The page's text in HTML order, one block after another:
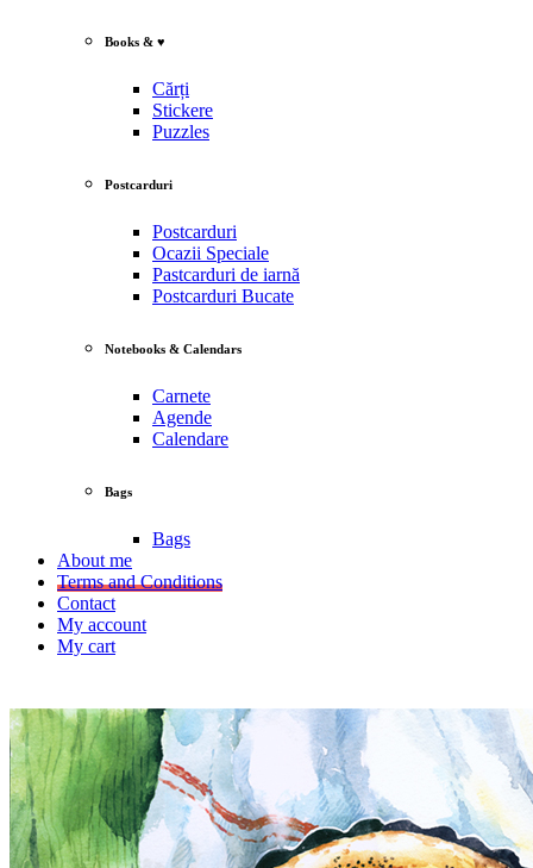
Books & ♥
Cărți
Stickere
Puzzles
Postcarduri
Postcarduri
Ocazii Speciale
Pastcarduri de iarnă
Postcarduri Bucate
Notebooks & Calendars
Carnete
Agende
Calendare
Bags
Bags
About me
Terms and Conditions
Contact
My account
My cart